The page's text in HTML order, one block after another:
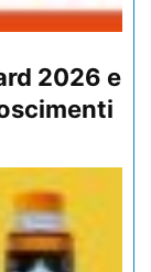
2026 e